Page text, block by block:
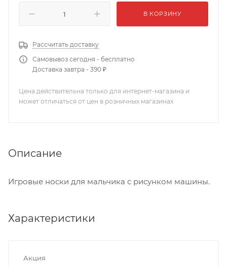
В КОРЗИНУ
Рассчитать доставку
Самовывоз сегодня - бесплатно
Доставка завтра - 390 ₽
Цена действительна только для интернет-магазина и
может отличаться от цен в розничных магазинах
Описание
Игровые носки для мальчика с рисунком машины.
Характеристики
Акция